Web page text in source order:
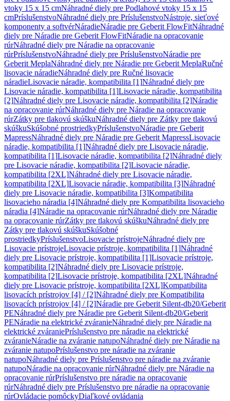
vtoky 15 x 15 cmNáhradné diely pre Podlahové vtoky 15 x 15
cmPríslušenstvoNáhradné diely pre PríslušenstvoNástroje, sieťové
komponenty a softvérNáradieNáradie pre Geberit FlowFitNáhradné
diely pre Náradie pre Geberit FlowFitNáradie na opracovanie
rúrNáhradné diely pre Náradie na opracovanie
rúrPríslušenstvoNáhradné diely pre PríslušenstvoNáradie pre
Geberit MeplaNáhradné diely pre Náradie pre Geberit MeplaRučné
lisovacie náradieNáhradné diely pre Ručné lisovacie
náradieLisovacie náradie, kompatibilita [1]Náhradné diely pre
Lisovacie náradie, kompatibilita [1]Lisovacie náradie, kompatibilita
[2]Náhradné diely pre Lisovacie náradie, kompatibilita [2]Náradie
na opracovanie rúrNáhradné diely pre Náradie na opracovanie
rúrZátky pre tlakovú skúškuNáhradné diely pre Zátky pre tlakovú
skúškuSkúšobné prostriedkyPríslušenstvoNáradie pre Geberit
MapressNáhradné diely pre Náradie pre Geberit MapressLisovacie
náradie, kompatibilita [1]Náhradné diely pre Lisovacie náradie,
kompatibilita [1]Lisovacie náradie, kompatibilita [2]Náhradné diely
pre Lisovacie náradie, kompatibilita [2]Lisovacie náradie,
kompatibilita [2XL]Náhradné diely pre Lisovacie náradie,
kompatibilita [2XL]Lisovacie náradie, kompatibilita [3]Náhradné
diely pre Lisovacie náradie, kompatibilita [3]Kompatibilita
lisovacieho náradia [4]Náhradné diely pre Kompatibilita lisovacieho
náradia [4]Náradie na opracovanie rúrNáhradné diely pre Náradie
na opracovanie rúrZátky pre tlakovú skúškuNáhradné diely pre
Zátky pre tlakovú skúškuSkúšobné
prostriedkyPríslušenstvoLisovacie prístrojeNáhradné diely pre
Lisovacie prístrojeLisovacie prístroje, kompatibilita [1]Náhradné
diely pre Lisovacie prístroje, kompatibilita [1]Lisovacie prístroje,
kompatibilita [2]Náhradné diely pre Lisovacie prístroje,
kompatibilita [2]Lisovacie prístroje, kompatibilita [2XL]Náhradné
diely pre Lisovacie prístroje, kompatibilita [2XL]Kompatibilita
lisovacích prístrojov [4] / [2]Náhradné diely pre Kompatibilita
lisovacích prístrojov [4] / [2]Náradie pre Geberit Silent-db20/Geberit
PENáhradné diely pre Náradie pre Geberit Silent-db20/Geberit
PENáradie na elektrické zváranieNáhradné diely pre Náradie na
elektrické zváraniePríslušenstvo pre náradie na elektrické
zváranieNáradie na zváranie natupoNáhradné diely pre Náradie na
zváranie natupoPríslušenstvo pre náradie na zváranie
natupoNáhradné diely pre Príslušenstvo pre náradie na zváranie
natupoNáradie na opracovanie rúrNáhradné diely pre Náradie na
opracovanie rúrPríslušenstvo pre náradie na opracovanie
rúrNáhradné diely pre Príslušenstvo pre náradie na opracovanie
rúrOvládacie pomôckyDiaľkové ovládania